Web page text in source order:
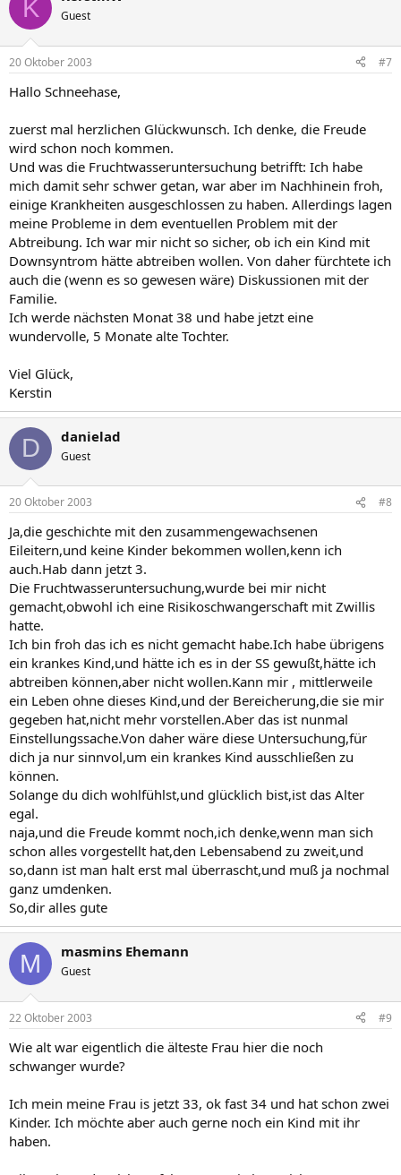
K Guest
20 Oktober 2003 #7
Hallo Schneehase,
zuerst mal herzlichen Glückwunsch. Ich denke, die Freude
wird schon noch kommen.
Und was die Fruchtwasseruntersuchung betrifft: Ich habe
mich damit sehr schwer getan, war aber im Nachhinein froh,
einige Krankheiten ausgeschlossen zu haben. Allerdings lagen
meine Probleme in dem eventuellen Problem mit der
Abtreibung. Ich war mir nicht so sicher, ob ich ein Kind mit
Downsyntrom hätte abtreiben wollen. Von daher fürchtete ich
auch die (wenn es so gewesen wäre) Diskussionen mit der
Familie.
Ich werde nächsten Monat 38 und habe jetzt eine
wundervolle, 5 Monate alte Tochter.
Viel Glück,
Kerstin
D danielad
Guest
20 Oktober 2003 #8
Ja,die geschichte mit den zusammengewachsenen
Eileitern,und keine Kinder bekommen wollen,kenn ich
auch.Hab dann jetzt 3.
Die Fruchtwasseruntersuchung,wurde bei mir nicht
gemacht,obwohl ich eine Risikoschwangerschaft mit Zwillis
hatte.
Ich bin froh das ich es nicht gemacht habe.Ich habe übrigens
ein krankes Kind,und hätte ich es in der SS gewußt,hätte ich
abtreiben können,aber nicht wollen.Kann mir , mittlerweile
ein Leben ohne dieses Kind,und der Bereicherung,die sie mir
gegeben hat,nicht mehr vorstellen.Aber das ist nunmal
Einstellungssache.Von daher wäre diese Untersuchung,für
dich ja nur sinnvol,um ein krankes Kind ausschließen zu
können.
Solange du dich wohlfühlst,und glücklich bist,ist das Alter
egal.
naja,und die Freude kommt noch,ich denke,wenn man sich
schon alles vorgestellt hat,den Lebensabend zu zweit,und
so,dann ist man halt erst mal überrascht,und muß ja nochmal
ganz umdenken.
So,dir alles gute
M masmins Ehemann
Guest
22 Oktober 2003 #9
Wie alt war eigentlich die älteste Frau hier die noch
schwanger wurde?
Ich mein meine Frau is jetzt 33, ok fast 34 und hat schon zwei
Kinder. Ich möchte aber auch gerne noch ein Kind mit ihr
haben.